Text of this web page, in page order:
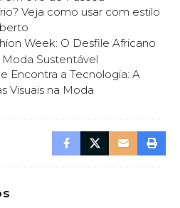
Veja como usar com estilo
Week: O Desfile Africano
Sustentável
Encontra a Tecnologia: A
Visuais na Moda